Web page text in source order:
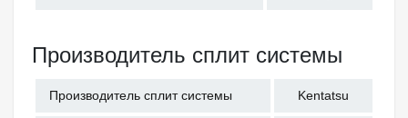
Производитель сплит системы
Производитель сплит системы Kentatsu